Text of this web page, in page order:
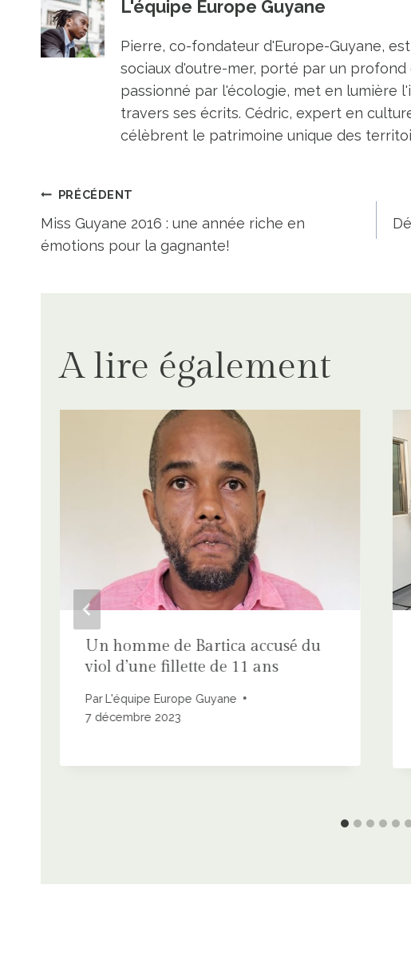
L'équipe Europe Guyane
Pierre, co-fondateur d'Europe-Guyane,
sociaux d'outre-mer, porté par un
passionné par l'écologie, met en lumière
travers ses écrits. Cédric, expert en
célèbrent le patrimoine unique des
Navigation
de
PRÉCÉDENT
Miss Guyane 2016 : une année riche en
émotions pour la gagnante!
A lire également
Un homme de Bartica accusé du
viol d’une fillette de 11 ans
ParL'équipe Europe Guyane
7 décembre 2023